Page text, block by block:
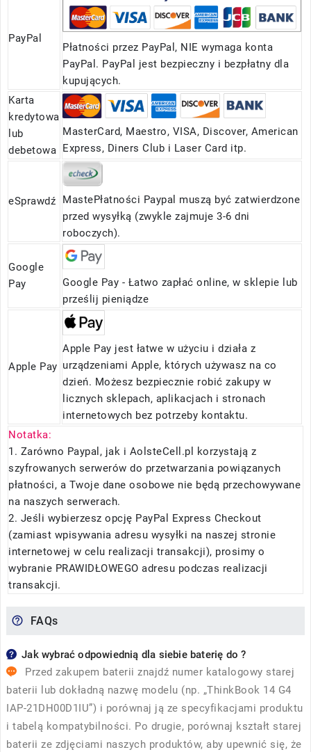
PayPal
Płatności przez PayPal, NIE wymaga konta
PayPal. PayPal jest bezpieczny i bezpłatny dla
kupujących.
Karta
kredytowa
lub
debetowa
MasterCard, Maestro, VISA, Discover, American
Express, Diners Club i Laser Card itp.
eSprawdź
MastePłatności Paypal muszą być zatwierdzone
przed wysyłką (zwykle zajmuje 3-6 dni
roboczych).
Google
Pay
Google Pay - Łatwo zapłać online, w sklepie lub
prześlij pieniądze
Apple Pay
Apple Pay jest łatwe w użyciu i działa z
urządzeniami Apple, których używasz na co
dzień. Możesz bezpiecznie robić zakupy w
licznych sklepach, aplikacjach i stronach
internetowych bez potrzeby kontaktu.
Notatka:
1. Zarówno Paypal, jak i AolsteCell.pl korzystają z
szyfrowanych serwerów do przetwarzania powiązanych
płatności, a Twoje dane osobowe nie będą przechowywane
na naszych serwerach.
2. Jeśli wybierzesz opcję PayPal Express Checkout
(zamiast wpisywania adresu wysyłki na naszej stronie
internetowej w celu realizacji transakcji), prosimy o
wybranie PRAWIDŁOWEGO adresu podczas realizacji
transakcji.
FAQs
Jak wybrać odpowiednią dla siebie baterię do ?
Przed zakupem baterii znajdź numer katalogowy starej
baterii lub dokładną nazwę modelu (np. „ThinkBook 14 G4
IAP-21DH00D1IU”) i porównaj ją ze specyfikacjami produktu
i tabelą kompatybilności. Po drugie, porównaj kształt starej
baterii ze zdjęciami naszych produktów, aby upewnić się, że